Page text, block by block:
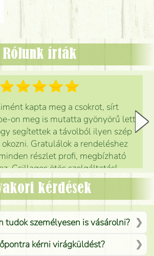
Rólunk írták
kapta meg a csokrot, sírt
on meg is mutatta gyönyörű lett.
segítettek a távolból ilyen szép
Gratulálok a rendeléshez
részlet profi, megbízható
Csillagos ötös szolgáltatás!
Mónika
kérdések
tudok személyesen is vásárolni?
kérni virágküldést?